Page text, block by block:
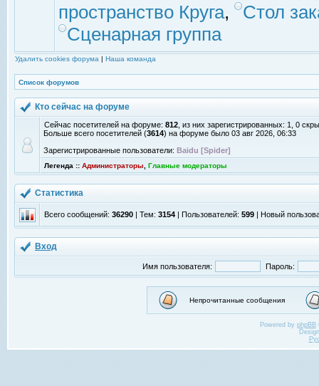
пространство Круга,
Стол
Сценарная группа
Удалить cookies форума | Наша команда
Список форумов
Кто сейчас на форуме
Сейчас посетителей на форуме: 812 , из них зарегистрированных: 1, 0
Больше всего посетителей (3614) на форуме было 03 авг 2026, 06:33
Зарегистрированные пользователи: Baidu [Spider]
Легенда :: Администраторы Главные модераторы
Статистика
Всего сообщений: 36290 | Тем: 3154 | Пользователей: 599 | Новый
Вход
Имя пользователя: Пароль:
Непрочитанные сообщения
Powered by phpBB